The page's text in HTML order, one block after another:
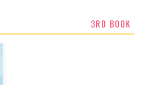
3RD BOOK